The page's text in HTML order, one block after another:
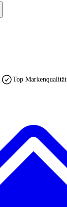
Top Markenqualität